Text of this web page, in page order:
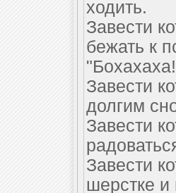
ходить.
Завести
бежать к
Завести
долгим
Завести
Завести
шерстке и